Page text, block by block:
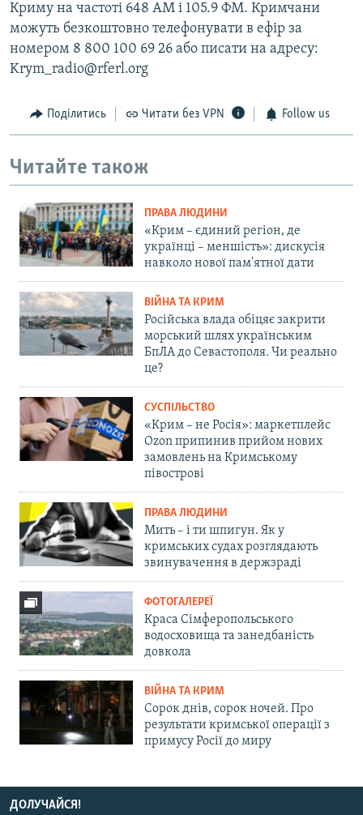
Криму на частоті 648 АМ і 105.9 ФМ. Кримчани
можуть безкоштовно телефонувати в ефір за
номером 8 800 100 69 26 або писати на адресу:
Krym_radio@rferl.org
Поділитись Читати без VPN Follow us
Читайте також
ПРАВА ЛЮДИНИ
«Крим – єдиний регіон, де
українці – меншість»: дискусія
навколо нової пам'ятної дати
ВІЙНА ТА КРИМ
Російська влада обіцяє закрити
морський шлях українським
БпЛА до Севастополя. Чи реально
це?
СУСПІЛЬСТВО
«Крим – не Росія»: маркетплейс
Ozon припинив прийом нових
замовлень на Кримському
півострові
ПРАВА ЛЮДИНИ
Мить – і ти шпигун. Як у
кримських судах розглядають
звинувачення в держзраді
ФОТОГАЛЕРЕЇ
Краса Сімферопольського
водосховища та занедбаність
довкола
ВІЙНА ТА КРИМ
Сорок днів, сорок ночей. Про
результати кримської операції з
примусу Росії до миру
ДОЛУЧАЙСЯ!